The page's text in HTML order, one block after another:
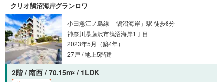
クリオ鵠沼海岸グランロワ
小田急江ノ島線 「鵠沼海岸」駅 徒歩8分
神奈川県藤沢市鵠沼海岸1丁目
2023年5月（築4年）
27戸 / 地上5階建
2階 / 南西 / 70.15m2 / 1LDK